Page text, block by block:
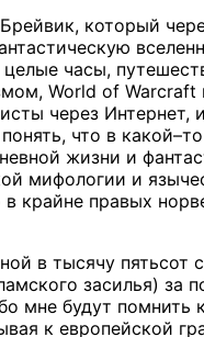
который
часы,
World of
через
что в
жизни и
мифологии и
в крайне правых
в тысячу пятьсот
засилья) за
мне будут
к европейской